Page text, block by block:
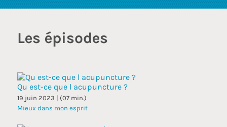
Les épisodes
Qu est-ce que l acupuncture ?
19 juin 2023 | (07 min.)
Mieux dans mon esprit